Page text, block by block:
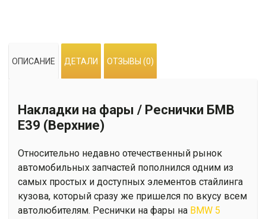
БМВ
ОПИСАНИЕ ДЕТАЛИ ОТЗЫВЫ (0)
Накладки на фары / Реснички БМВ
Е39 (Верхние)
Относительно недавно отечественный рынок
автомобильных запчастей пополнился одним из
самых простых и доступных элементов стайлинга
кузова, который сразу же пришелся по вкусу всем
автолюбителям. Реснички на фары на BMW 5